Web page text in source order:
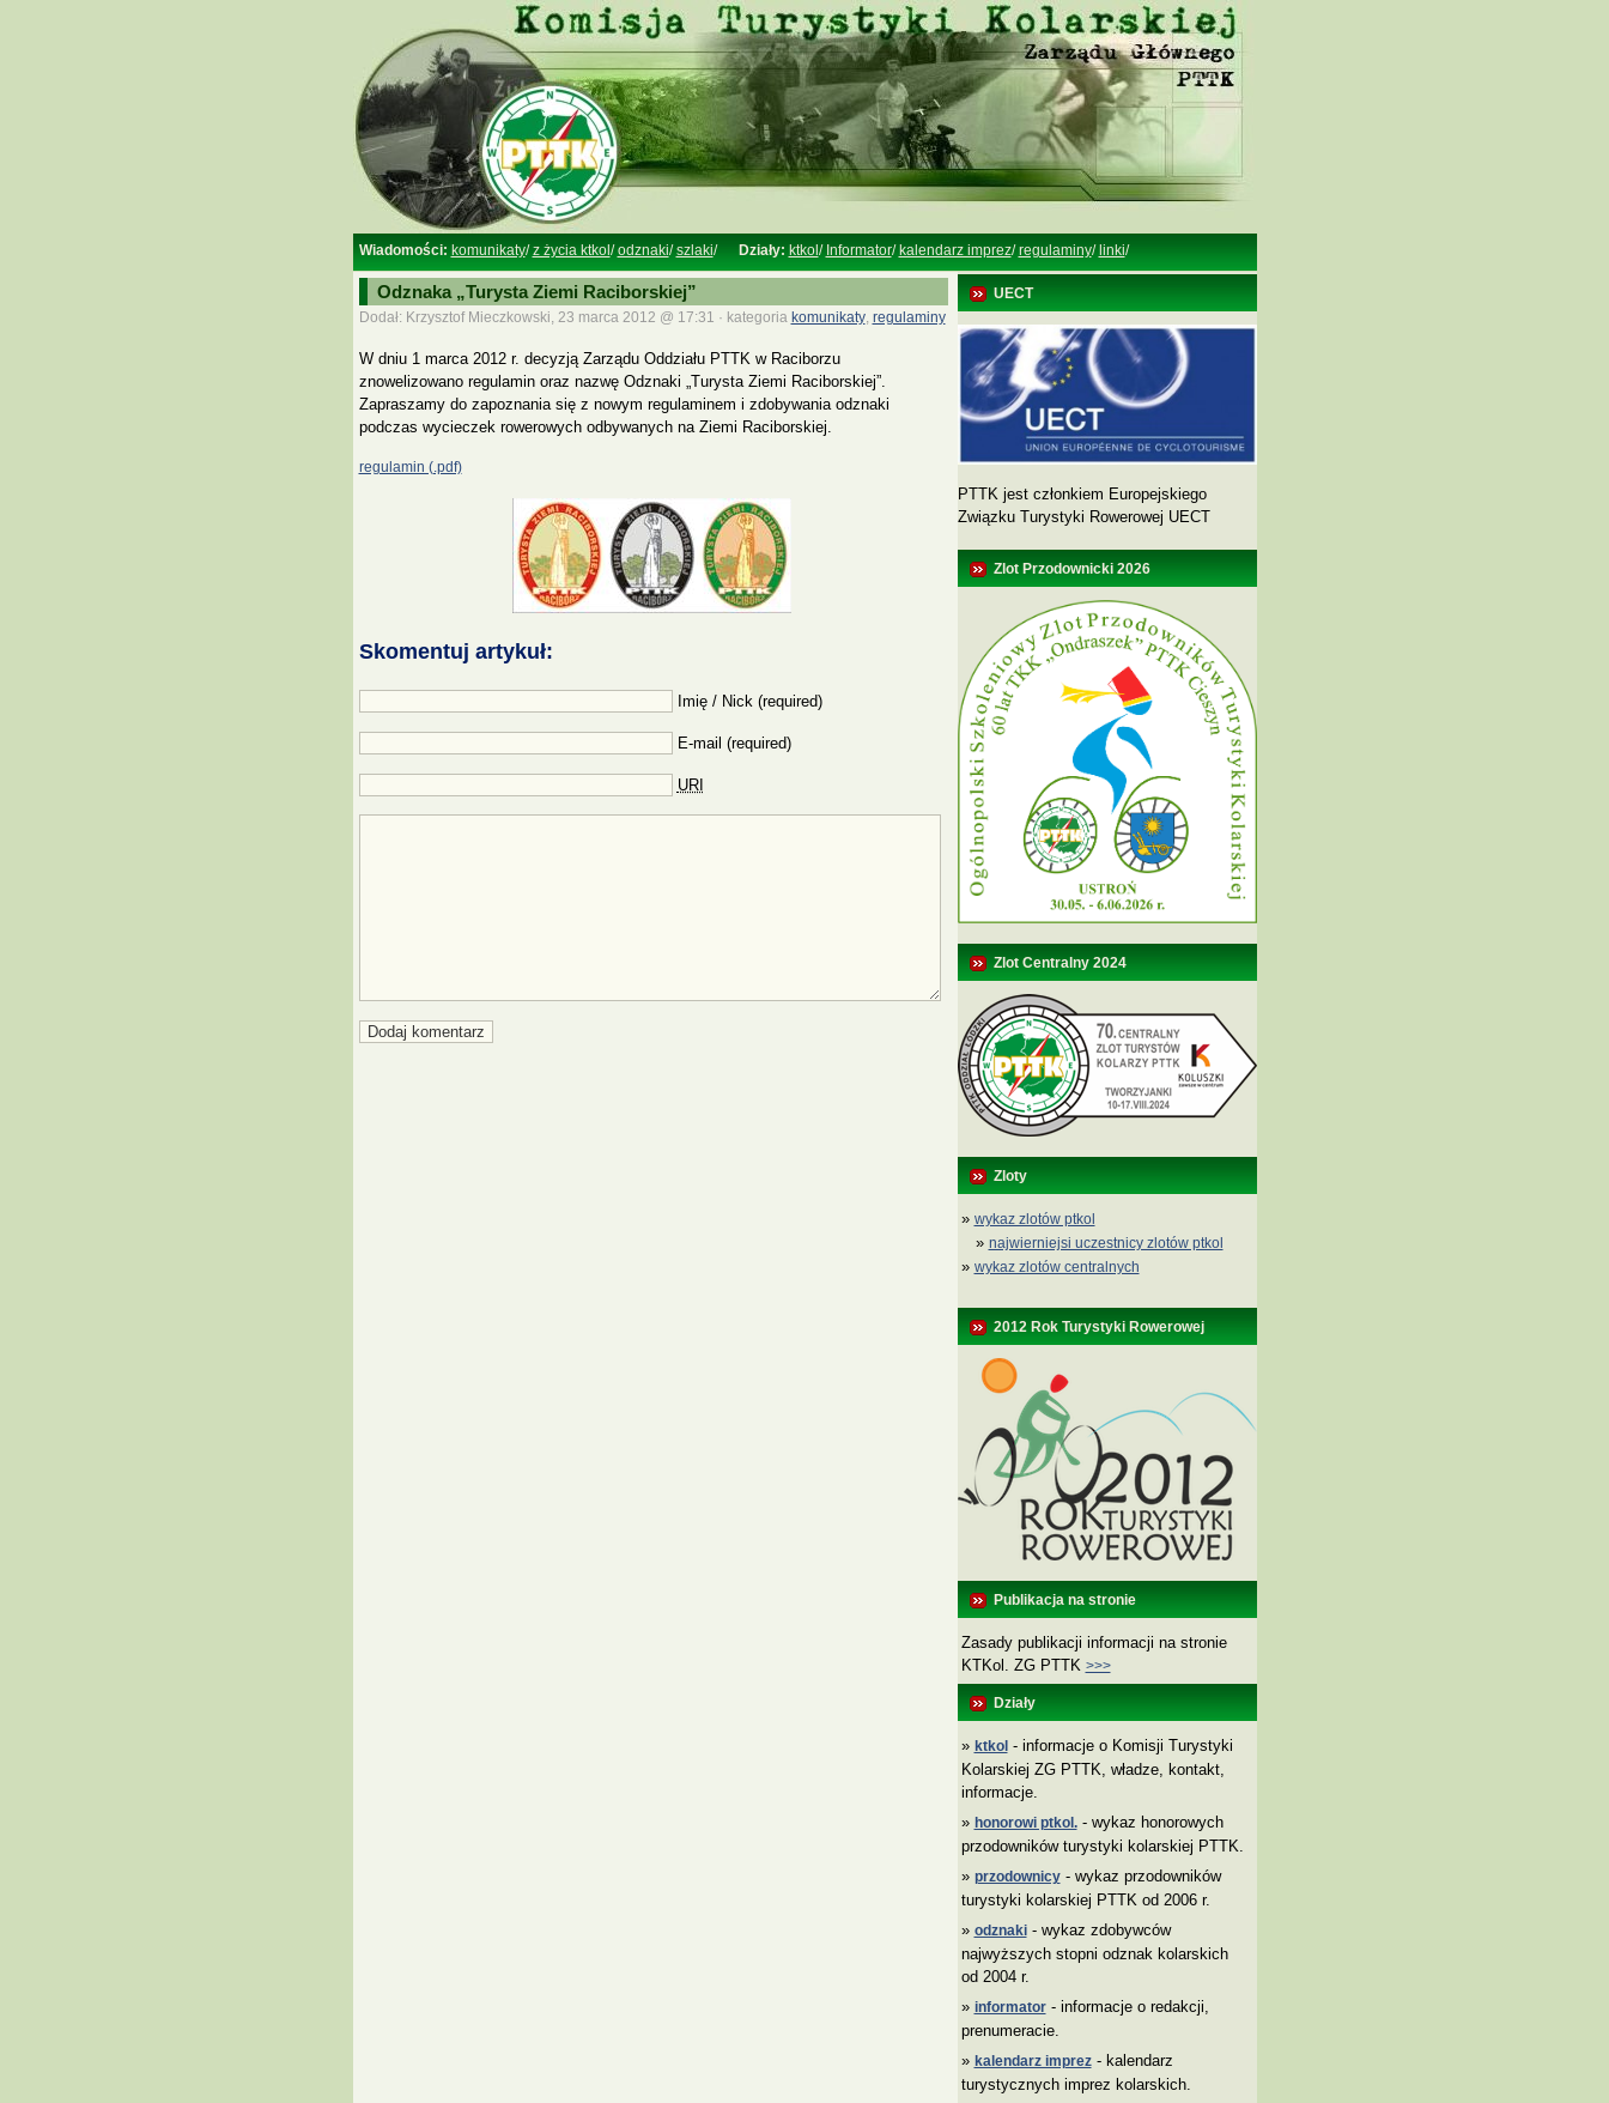
Wiadomości: komunikaty/z życia ktkol /odznaki/szlaki/ Działy: ktkol / Informator/ kalendarz imprez/regulaminy/ linki/
Odznaka „Turysta Ziemi Raciborskiej”
Dodał: Krzysztof Mieczkowski, 23 marca 2012 @ 17:31 · kategoria komunikaty, regulaminy
W dniu 1 marca 2012 r. decyzją Zarządu Oddziału PTTK w Raciborzu
znowelizowano regulamin oraz nazwę Odznaki „Turysta Ziemi Raciborskiej”.
Zapraszamy do zapoznania się z nowym regulaminem i zdobywania odznaki
podczas wycieczek rowerowych odbywanych na Ziemi Raciborskiej.
regulamin (.pdf)
Skomentuj artykuł:
Imię / Nick (required)
E-mail (required)
URI
UECT
PTTK jest członkiem Europejskiego
Związku Turystyki Rowerowej UECT
Zlot Przodownicki 2026
Zlot Centralny 2024
Zloty
» wykaz zlotów ptkol
» najwierniejsi uczestnicy zlotów ptkol
» wykaz zlotów centralnych
2012 Rok Turystyki Rowerowej
Publikacja na stronie
Zasady publikacji informacji na stronie
KTKol. ZG PTTK >>>
Działy
» ktkol- informacje o Komisji Turystyki
Kolarskiej ZG PTTK, władze, kontakt,
informacje.
» honorowi ptkol.- wykaz honorowych
przodowników turystyki kolarskiej PTTK.
» przodownicy- wykaz przodowników
turystyki kolarskiej PTTK od 2006 r.
» odznaki- wykaz zdobywców
najwyższych stopni odznak kolarskich
od 2004 r.
» informator- informacje o redakcji,
prenumeracie.
» kalendarz imprez- kalendarz
turystycznych imprez kolarskich.